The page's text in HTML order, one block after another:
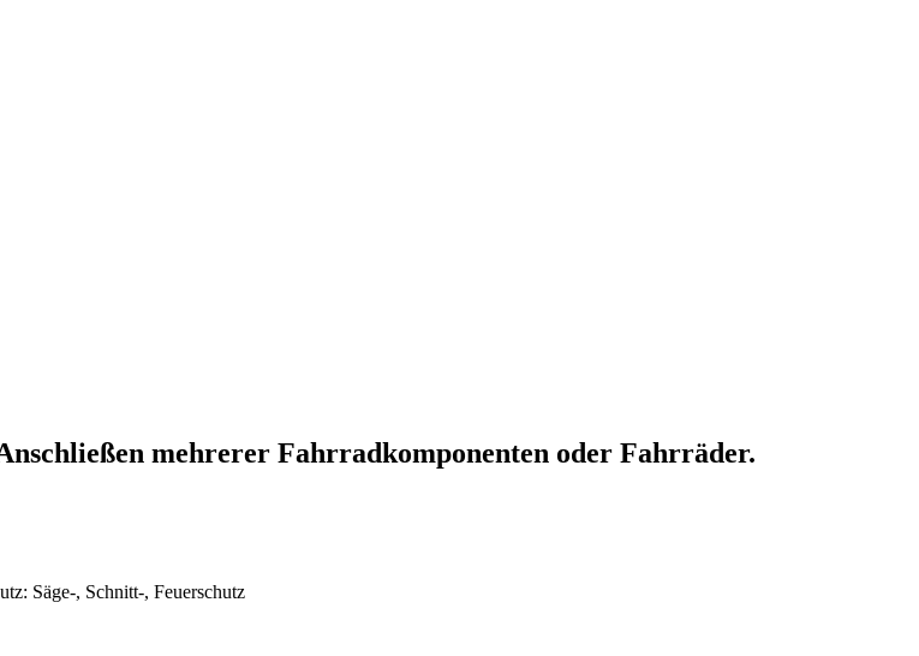
mehrerer Fahrradkomponenten oder Fahrräder.
Säge-, Schnitt-, Feuerschutz